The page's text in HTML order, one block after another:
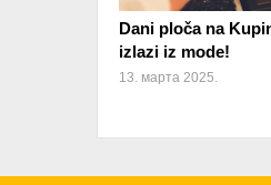
Dani ploča na
izlazi iz mode!
13. марта 2025.